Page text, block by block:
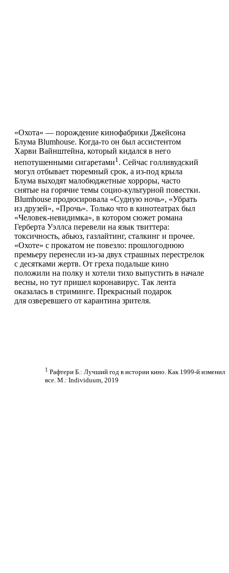
«Охота» — порождение кинофабрики Джейсона
Блума Blumhouse. Когда-то он был ассистентом
Харви Вайнштейна, который кидался в него
непотушенными сигаретами1 . Сейчас голливудский
могул отбывает тюремный срок, а из-под крыла
Блума выходят малобюджетные хорроры, часто
снятые на горячие темы социо-культурной повестки.
Blumhouse продюсировала «Судную ночь», «Убрать
из друзей», «Прочь». Только что в кинотеатрах был
«Человек-невидимка», в котором сюжет романа
Герберта Уэллса перевели на язык твиттера:
токсичность, абьюз, газлайтинг, сталкинг и прочее.
«Охоте» с прокатом не повезло: прошлогоднюю
премьеру перенесли из-за двух страшных перестрелок
с десятками жертв. От греха подальше кино
положили на полку и хотели тихо выпустить в начале
весны, но тут пришел коронавирус. Так лента
оказалась в стриминге. Прекрасный подарок
для озверевшего от карантина зрителя.
1 Рафтери Б.: Лучший год в истории кино. Как 1999-й изменил
все. М.: Individuum, 2019